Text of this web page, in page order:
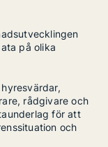
på olika
rådgivare och
för att
och